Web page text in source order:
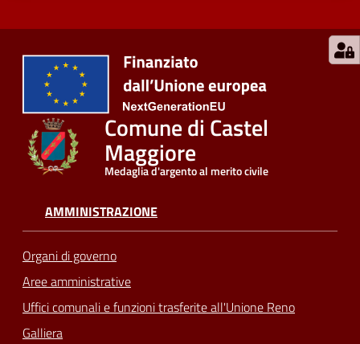
Comune di Castel
Maggiore
Medaglia d'argento al merito civile
AMMINISTRAZIONE
Organi di governo
Aree amministrative
Uffici comunali e funzioni trasferite all'Unione Reno
Galliera